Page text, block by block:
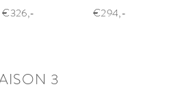
€326,- €294,-
3